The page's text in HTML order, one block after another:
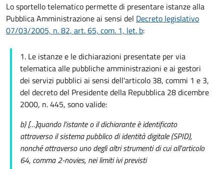
Lo sportello telematico permette di presentare istanze alla
Pubblica Amministrazione ai sensi del Decreto legislativo
07/03/2005, n. 82, art. 65, com. 1, let. b:
1. Le istanze e le dichiarazioni presentate per via
telematica alle pubbliche amministrazioni e ai gestori
dei servizi pubblici ai sensi dell'articolo 38, commi 1 e 3,
del decreto del Presidente della Repubblica 28 dicembre
2000, n. 445, sono valide:
b) […]quando l'istante o il dichiarante è identificato
attraverso il sistema pubblico di identità digitale (SPID),
nonché attraverso uno degli altri strumenti di cui all'articolo
64, comma 2-novies, nei limiti ivi previsti